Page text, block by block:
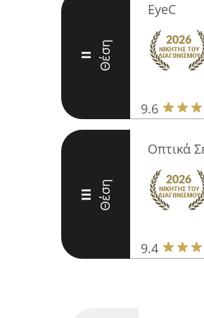
II Θέση
EyeC
9.6
III Θέση
Οπτικά
9.4